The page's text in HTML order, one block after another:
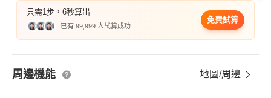
只需1步，6秒算出
已有 99,999 人試算成功
免費試算
周邊機能 地圖/周邊